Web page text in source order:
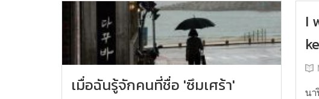
เมื่อฉันรู้จักคนที่ชื่อ 'ซึมเศร้า'
I
นา